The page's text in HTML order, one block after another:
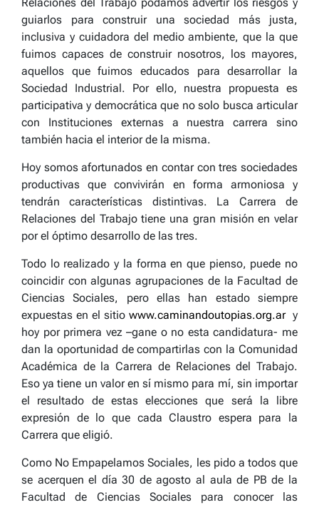
guiarlos para construir una sociedad más justa,
inclusiva y cuidadora del medio ambiente, que la que
fuimos capaces de construir nosotros, los mayores,
aquellos que fuimos educados para desarrollar la
Sociedad Industrial. Por ello, nuestra propuesta es
participativa y democrática que no solo busca articular
con Instituciones externas a nuestra carrera sino
también hacia el interior de la misma.
Hoy somos afortunados en contar con tres sociedades
productivas que convivirán en forma armoniosa y
tendrán características distintivas. La Carrera de
Relaciones del Trabajo tiene una gran misión en velar
por el óptimo desarrollo de las tres.
Todo lo realizado y la forma en que pienso, puede no
coincidir con algunas agrupaciones de la Facultad de
Ciencias Sociales, pero ellas han estado siempre
expuestas en el sitio www.caminandoutopias.org.ary
hoy por primera vez –gane o no esta candidatura- me
dan la oportunidad de compartirlas con la Comunidad
Académica de la Carrera de Relaciones del Trabajo.
Eso ya tiene un valor en sí mismo para mí, sin importar
el resultado de estas elecciones que será la libre
expresión de lo que cada Claustro espera para la
Carrera que eligió.
Como No Empapelamos Sociales, les pido a todos que
se acerquen el día 30 de agosto al aula de PB de la
Facultad de Ciencias Sociales para conocer las